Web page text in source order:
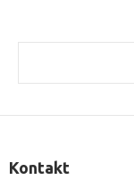
Kontakt